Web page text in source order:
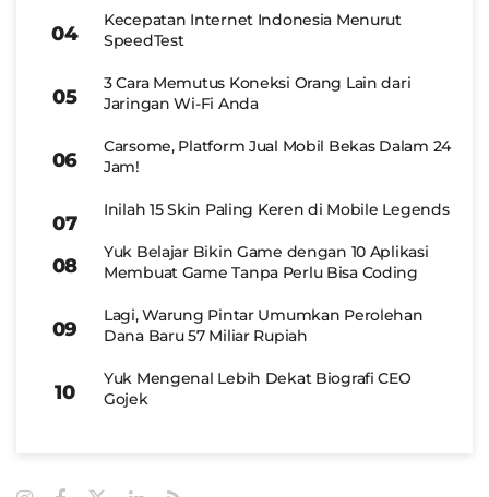
Kecepatan Internet Indonesia Menurut
SpeedTest
3 Cara Memutus Koneksi Orang Lain dari
Jaringan Wi-Fi Anda
Carsome, Platform Jual Mobil Bekas Dalam 24
Jam!
Inilah 15 Skin Paling Keren di Mobile Legends
Yuk Belajar Bikin Game dengan 10 Aplikasi
Membuat Game Tanpa Perlu Bisa Coding
Lagi, Warung Pintar Umumkan Perolehan
Dana Baru 57 Miliar Rupiah
Yuk Mengenal Lebih Dekat Biografi CEO
Gojek